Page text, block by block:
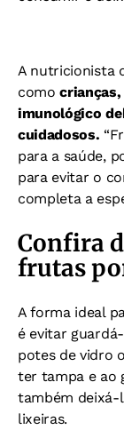
A nutricionista
como
imunológico
cuidadosos.
para a saúde,
para evitar o
completa a
Confira
frutas
A forma ideal
é evitar
potes de vidro
ter tampa e ao
também deixá-
lixeiras.